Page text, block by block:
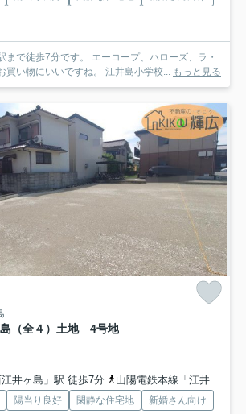
まで徒歩7分です。 エーコープ、ハローズ、ラ・
買い物にいいですね。 江井島小学校...
もっと見る
島（全４）土地 4号地
井ヶ島」駅 徒歩7分
山陽電鉄本線「江井ヶ島」駅 徒歩13分
陽当り良好 閑静な住宅地
新婚さん向け